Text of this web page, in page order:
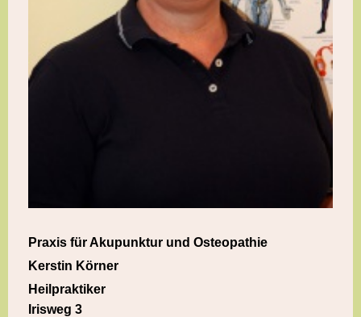
Praxis für Akupunktur und Osteopathie
Kerstin Körner
Heilpraktiker
Irisweg 3